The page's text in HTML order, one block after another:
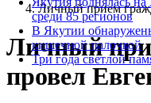
среди 85 регионов
В Якутии
кишечной палочкой
Три года светлой
Личный прием
Личный
провел